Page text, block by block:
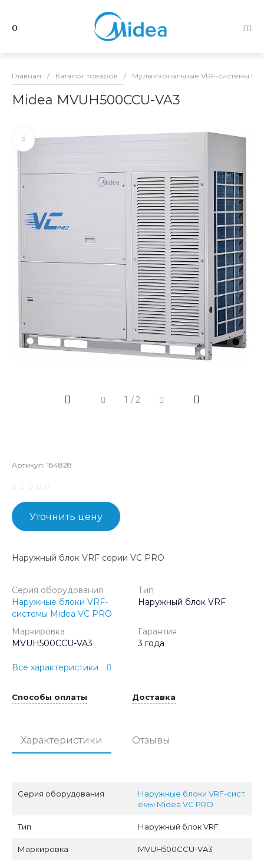
Главная / Каталог товаров / Мультизональные VRF-системы
Midea MVUH500CCU-VA3
1 /2
Артикул: 184828
Уточнить цену
Наружный блок VRF серии VC PRO
Серия оборудования
Наружные блоки VRF-
системы Midea VC PRO
Тип
Наружный блок VRF
Маркировка
MVUH500CCU-VA3
Гарантия
3 года
Все характеристики
Способы оплаты Доставка
Характеристики Отзывы
Серия оборудования
Наружные блоки VRF-сист
емы Midea VC PRO
Тип Наружный блок VRF
Маркировка MVUH500CCU-VA3